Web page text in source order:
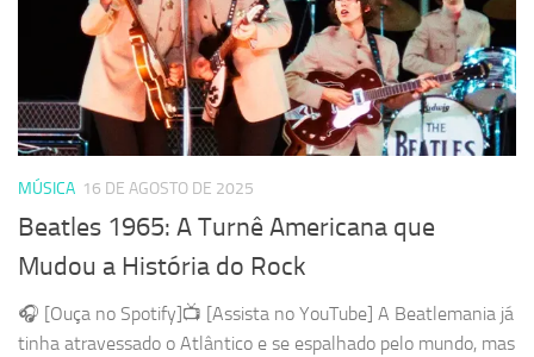
MÚSICA 16 DE AGOSTO DE 2025
Beatles 1965: A Turnê Americana que
Mudou a História do Rock
🎧 [Ouça no Spotify]📺 [Assista no YouTube] A Beatlemania já
tinha atravessado o Atlântico e se espalhado pelo mundo, mas